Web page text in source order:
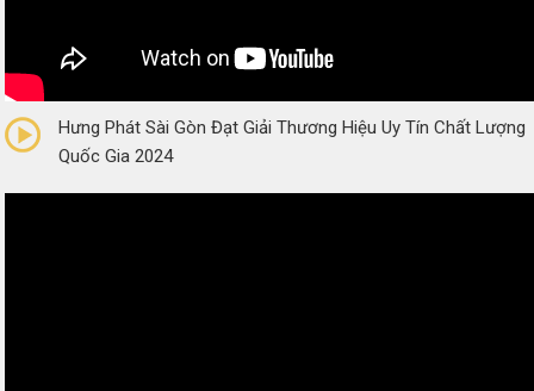
(0 Reviews)
Hưng Phát Sài Gòn Đạt Giải Thương Hiệu Uy Tín Chất Lượng
Quốc Gia 2024